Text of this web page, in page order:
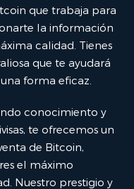
que trabaja para
la información
calidad. Tienes
que te ayudará
forma eficaz.
conocimiento y
te ofrecemos un
de Bitcoin,
el máximo
Nuestro prestigio y